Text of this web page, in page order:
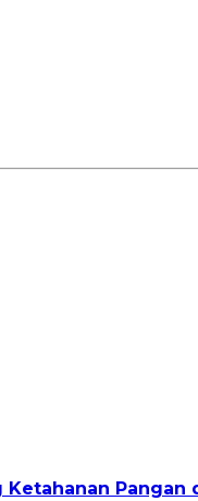
Pangan